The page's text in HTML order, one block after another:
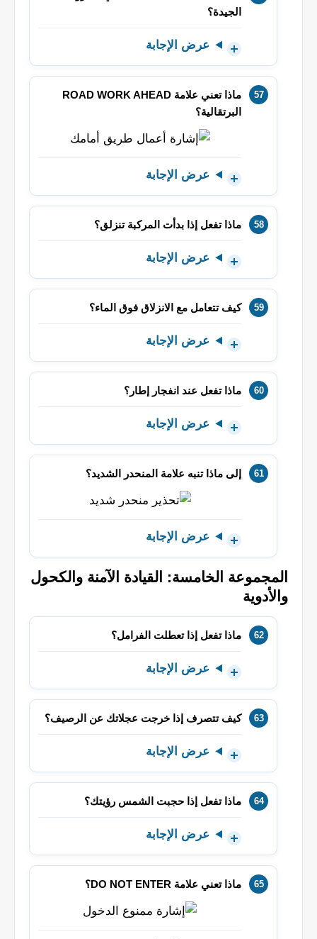
الجيدة؟
عرض الإجابة
ماذا تعني علامة ROAD WORK AHEAD
البرتقالية؟
عرض الإجابة
ماذا تفعل إذا بدأت المركبة تنزلق؟
عرض الإجابة
كيف تتعامل مع الانزلاق فوق الماء؟
عرض الإجابة
ماذا تفعل عند انفجار إطار؟
عرض الإجابة
إلى ماذا تنبه علامة المنحدر الشديد؟
عرض الإجابة
المجموعة الخامسة: القيادة الآمنة والكحول
والأدوية
ماذا تفعل إذا تعطلت الفرامل؟
عرض الإجابة
كيف تتصرف إذا خرجت عجلاتك عن الرصيف؟
عرض الإجابة
ماذا تفعل إذا حجبت الشمس رؤيتك؟
عرض الإجابة
ماذا تعني علامة DO NOT ENTER؟